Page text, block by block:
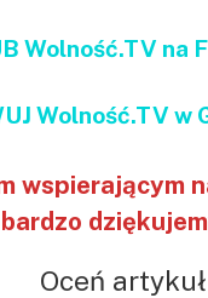
Wolność.TV na
Wolność.TV w
wspierającym
bardzo
Oceń